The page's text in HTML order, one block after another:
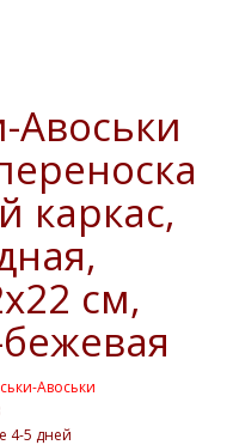
Авоськи
каркас,
см,
Авоськи
4-5 дней